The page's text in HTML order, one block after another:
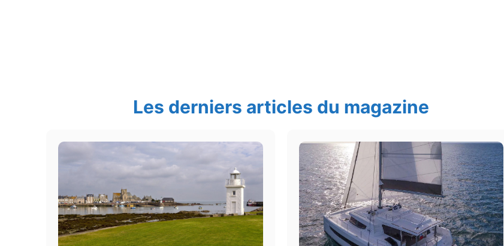
Les derniers articles du magazine